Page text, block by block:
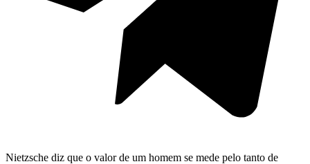
Nietzsche diz que o valor de um homem se mede pelo tanto de